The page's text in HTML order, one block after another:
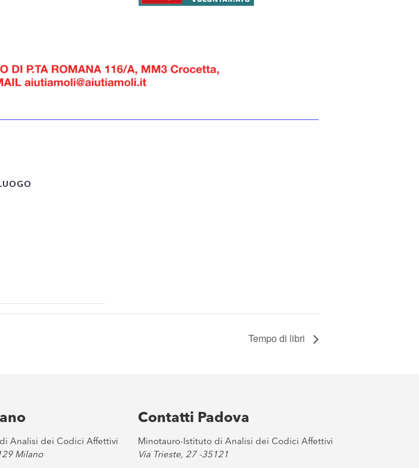
Tempo di libri
Analisi dei Codici Affettivi
Milano
Contatti Padova
Minotauro-Istituto di Analisi dei Codici Affettivi
Via Trieste, 27 -35121